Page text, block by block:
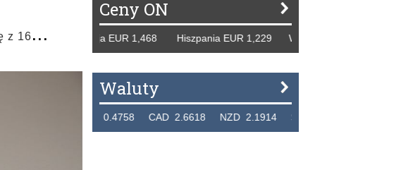
z 16...
Ceny ON
Francja EUR 1,468 Hiszpania EUR 1,229 WB GBP 1,318 Rosja RUB
Waluty
HKD 0.4758 CAD 2.6618 NZD 2.1914 SGD 2.9123 EUR 4.3010